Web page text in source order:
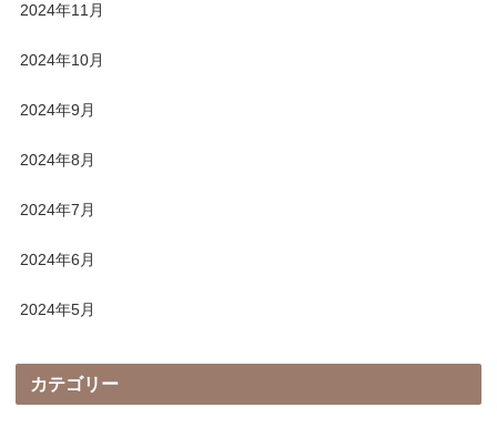
2024年11月
2024年10月
2024年9月
2024年8月
2024年7月
2024年6月
2024年5月
カテゴリー